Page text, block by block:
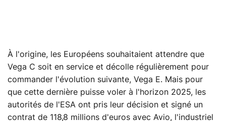
À l'origine, les Européens souhaitaient attendre que
Vega C soit en service et décolle régulièrement pour
commander l'évolution suivante, Vega E. Mais pour
que cette dernière puisse voler à l'horizon 2025, les
autorités de l'ESA ont pris leur décision et signé un
contrat de 118,8 millions d'euros avec Avio, l'industriel